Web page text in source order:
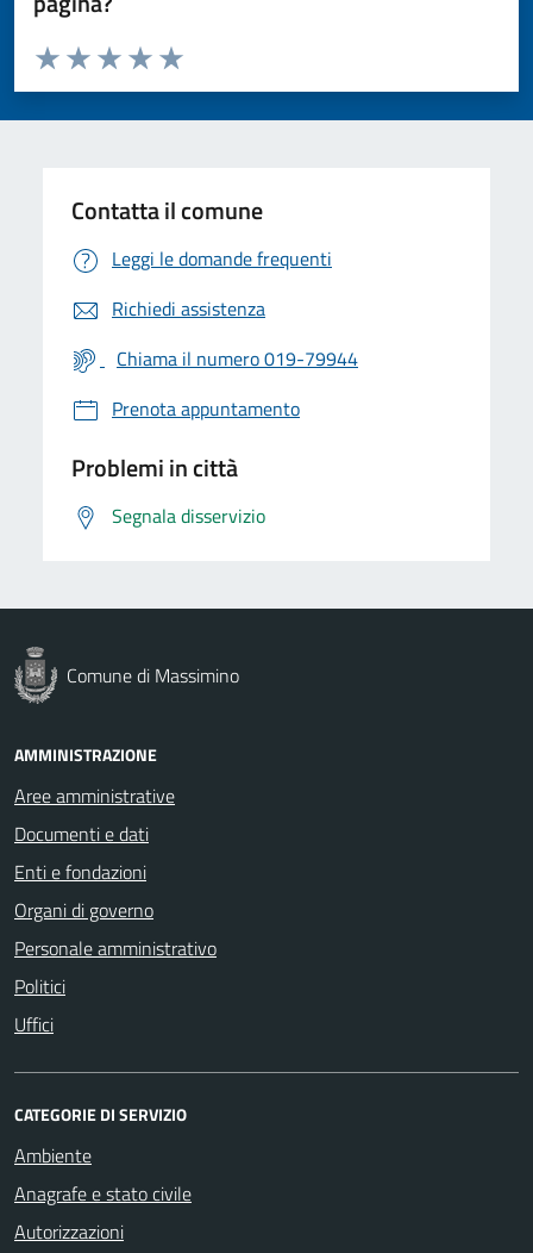
Valuta da 1 a 5 stelle la pagina
Valuta 5 stelle su 5
Valuta 4 stelle su 5
Valuta 3 stelle su 5
Valuta 2 stelle su 5
Valuta 1 stelle su 5
Contatta il comune
Leggi le domande frequenti
Richiedi assistenza
Chiama il numero 019-79944
Prenota appuntamento
Problemi in città
Segnala disservizio
Comune di Massimino
AMMINISTRAZIONE
Aree amministrative
Documenti e dati
Enti e fondazioni
Organi di governo
Personale amministrativo
Politici
Uffici
CATEGORIE DI SERVIZIO
Ambiente
Anagrafe e stato civile
Autorizzazioni